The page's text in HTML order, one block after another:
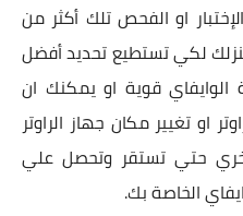
او الفحص تلك أكثر من
لكي تستطيع تحديد أفضل
الوايفاي قوية او يمكنك ان
او تغيير مكان جهاز الراوتر
حتي تستقر وتحصل علي
الخاصة بك.